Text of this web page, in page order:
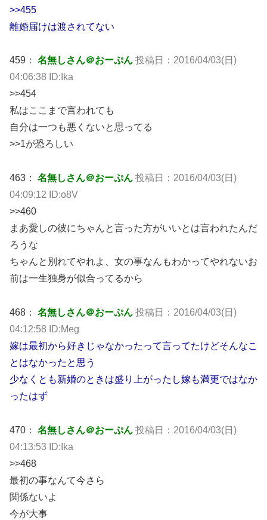
>>455
離婚届けは渡されてない
459： 名無しさん＠おーぷん 投稿日：2016/04/03(日)
04:06:38 ID:Ika
>>454
私はここまで言われても
自分は一つも悪くないと思ってる
>>1が恐ろしい
463： 名無しさん＠おーぷん 投稿日：2016/04/03(日)
04:09:12 ID:o8V
>>460
まあ愛しの彼にちゃんと言った方がいいとは言われたんだ
ろうな
ちゃんと別れてやれよ、女の事なんもわかってやれないお
前は一生独身が似合ってるから
468： 名無しさん＠おーぷん 投稿日：2016/04/03(日)
04:12:58 ID:Meg
嫁は最初から好きじゃなかったって言ってたけどそんなこ
とはなかったと思う
少なくとも新婚のときは盛り上がったし嫁も満更ではなか
ったはず
470： 名無しさん＠おーぷん 投稿日：2016/04/03(日)
04:13:53 ID:Ika
>>468
最初の事なんて今さら
関係ないよ
今が大事